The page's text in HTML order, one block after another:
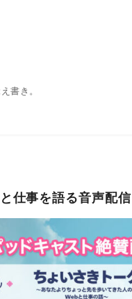
書き。
仕事を語る音声配信